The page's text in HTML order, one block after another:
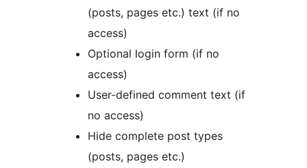
(posts, pages etc.) text (if no
access)
Optional login form (if no
access)
User-defined comment text (if
no access)
Hide complete post types
(posts, pages etc.)